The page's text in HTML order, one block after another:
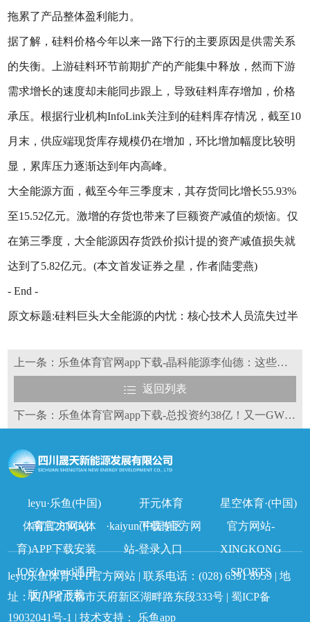
拖累了产品整体盈利能力。
据了解，硅料价格今年以来一路下行的主要原因是供需关系
的失衡。上游硅料环节前期扩产的产能集中释放，然而下游
需求增长的速度却未能同步跟上，导致硅料库存增加，价格
承压。根据行业机构InfoLink关注到的硅料库存情况，截至10
月末，供应端现货库存规模仍在增加，环比增加幅度比较明
显，累库压力逐渐达到年内高峰。
大全能源方面，截至今年三季度末，其存货同比增长55.93%
至15.52亿元。激增的存货也带来了巨额资产减值的烦恼。仅
在第三季度，大全能源因存货跌价拟计提的资产减值损失就
达到了5.82亿元。(本文首发证券之星，作者|陆雯燕)
- End -
原文标题:硅料巨头大全能源的内忧：核心技术人员流失过半
上一条：乐鱼体育官网app下载-晶科能源李仙德：这些光伏产能将淘汰出局
返回列表
下一条：乐鱼体育官网app下载-总投资约38亿！又一GW级光伏项目正式开工
leyu·乐鱼(中国)
体育官方网站
开元体育
·kaiyun(中国)官方网
站-登录入口
星空体育·(中国)
官方网站-
XINGKONG
SPORTS
南宫28NG(体
育)APP下载安装
IOS/Android通用
版/APP下载
下载专区
leyu乐鱼体育APP官方网站 | 联系电话：(028) 6391 8959 | 地
址：四川省成都市天府新区湖畔路东段333号 |蜀ICP备
19032041号-1 | 技术支持： 乐鱼app